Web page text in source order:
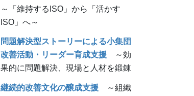
～「維持するISO」から「活かす
ISO」へ～
問題解決型ストーリーによる小集団
改善活動・リーダー育成支援 ～効
果的に問題解決、現場と人材を鍛錬
継続的改善文化の醸成支援 ～組織